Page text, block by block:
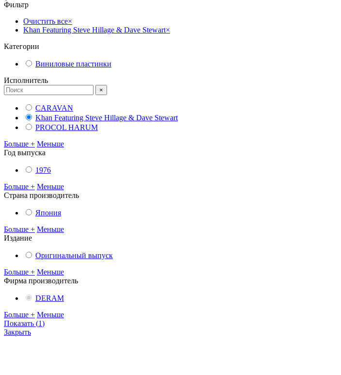
Фильтр
Очистить все×
Khan Featuring Steve Hillage & Dave Stewart×
Категории
Виниловые пластинки
Исполнитель
×
CARAVAN
Khan Featuring Steve Hillage & Dave Stewart
PROCOL HARUM
Больше + Меньше
Год выпуска
1976
Больше + Меньше
Cтрана производитель
Япония
Больше + Меньше
Издание
Оригинальный выпуск
Больше + Меньше
Фирма производитель
DERAM
Больше + Меньше
Показать (1)
Закрыть